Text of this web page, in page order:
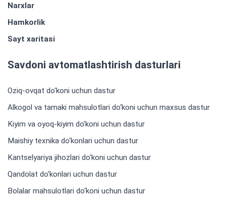
Narxlar
Hamkorlik
Sayt xaritasi
Savdoni avtomatlashtirish dasturlari
Oziq-ovqat do'koni uchun dastur
Alkogol va tamaki mahsulotlari do‘koni uchun maxsus dastur
Kiyim va oyoq-kiyim do'koni uchun dastur
Maishiy texnika do‘konlari uchun dastur
Kantselyariya jihozlari do'koni uchun dastur
Qandolat do'konlari uchun dastur
Bolalar mahsulotlari do‘koni uchun dastur